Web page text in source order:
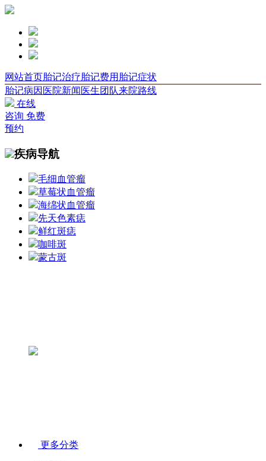
网站首页胎记治疗胎记费用 胎记症状
胎记病因 医院新闻 医生团队来院路线
在线
咨询 免费
预约
疾病导航
毛细血管瘤
草莓状血管瘤
海绵状血管瘤
先天色素痣
鲜红斑痣
咖啡斑
蒙古斑
更多分类